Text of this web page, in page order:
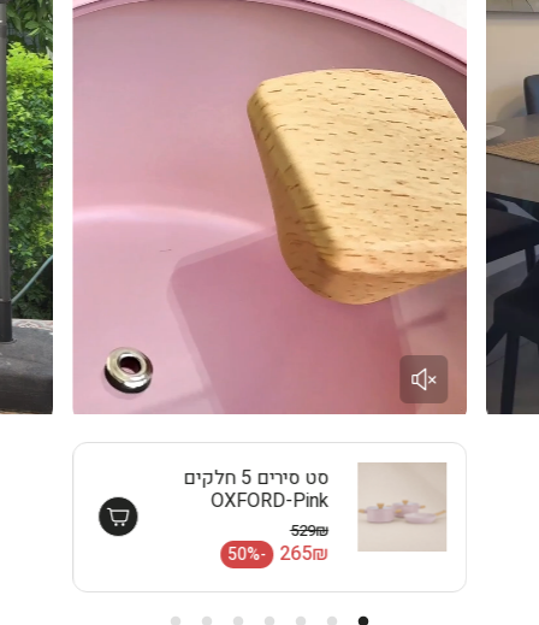
סט סירים 5 חלקים
OXFORD-Pink
EISENTHAL
265₪
-50%
מחיר מבצע
מחיר רגיל
529₪